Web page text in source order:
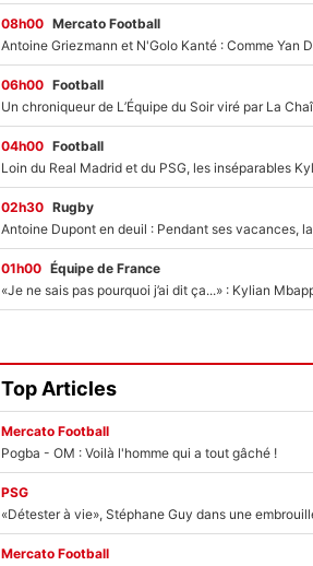
08h00 Mercato Football
06h00 Football
04h00 Football
02h30 Rugby
01h00 Équipe de France
Top Articles
Mercato Football
Pogba - OM : Voilà l'homme qui a tout gâché !
PSG
Mercato Football